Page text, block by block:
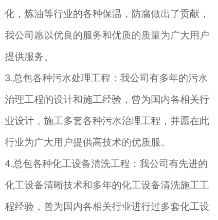
化，炼油等行业的各种保温，防腐做出了贡献，
我公司愿以优良的服务和优质的质量为广大用户
提供服务。
3.总包各种污水处理工程：我公司有多年的污水
治理工程的设计和施工经验，曾为国内各相关行
业设计，施工多套各种污水治理工程，并愿在此
行业为广大用户提供高技术的优质服。
4.总包各种化工设备清洗工程：我公司有先进的
化工设备清晰技术和多年的化工设备清洗施工工
程经验，曾为国内各相关行业进行过多套化工设